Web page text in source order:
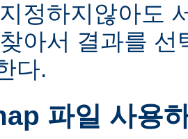
정하지않아도
아서 결과를
다.
파일 사용